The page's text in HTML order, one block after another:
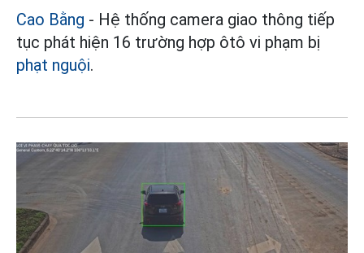
Cao Bằng - Hệ thống camera giao thông tiếp
tục phát hiện 16 trường hợp ôtô vi phạm bị
phạt nguội.